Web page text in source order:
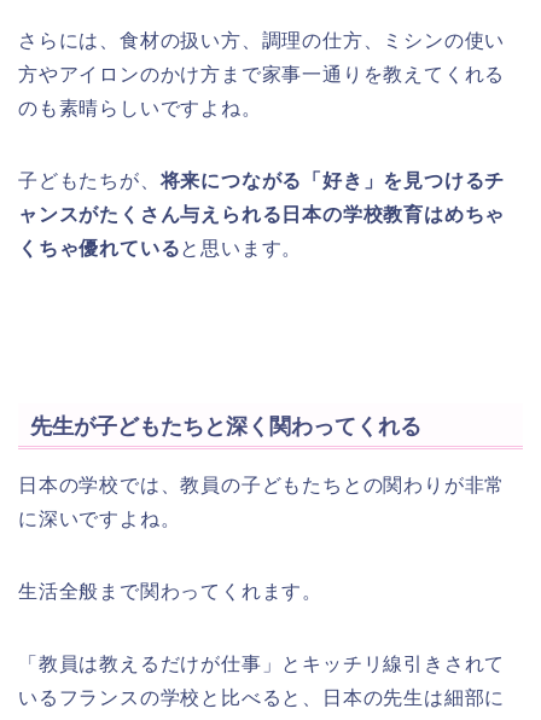
さらには、食材の扱い方、調理の仕方、ミシンの使い
方やアイロンのかけ方まで家事一通りを教えてくれる
のも素晴らしいですよね。
子どもたちが、将来につながる「好き」を見つけるチ
ャンスがたくさん与えられる日本の学校教育はめちゃ
くちゃ優れていると思います。
先生が子どもたちと深く関わってくれる
日本の学校では、教員の子どもたちとの関わりが非常
に深いですよね。
生活全般まで関わってくれます。
「教員は教えるだけが仕事」とキッチリ線引きされて
いるフランスの学校と比べると、日本の先生は細部に